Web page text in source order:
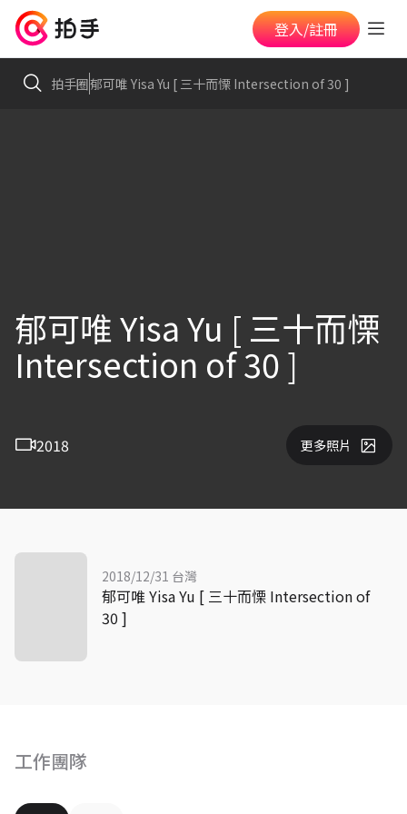
登入/註冊
拍手圈郁可唯 Yisa Yu [ 三十而慄 Intersection of 30 ]
郁可唯 Yisa Yu [ 三十而慄
Intersection of 30 ]
2018 更多照片
工作團隊
2018/12/31 台灣
郁可唯 Yisa Yu [ 三十而慄 Intersection of
30 ]